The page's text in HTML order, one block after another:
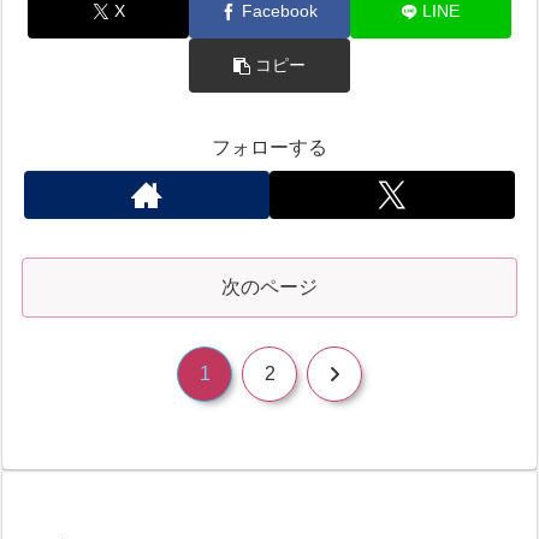
X Facebook LINE
コピー
フォローする
次のページ
1 2 次